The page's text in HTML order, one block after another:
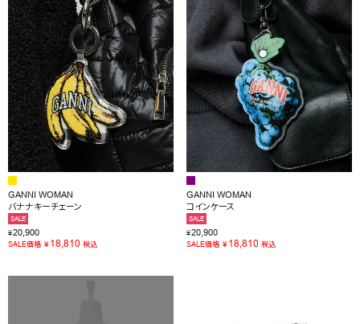
GANNI WOMAN
バナナキーチェーン
SALE
¥20,900
SALE価格 ¥18,810 税込
GANNI WOMAN
コインケース
SALE
¥20,900
SALE価格 ¥18,810 税込